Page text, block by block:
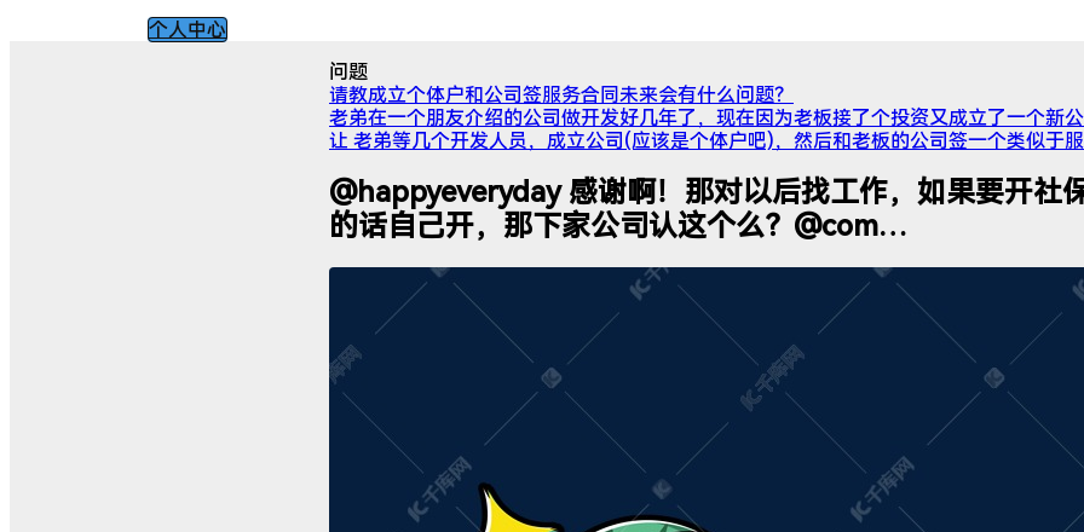
个人中心
问题
请教成立个体户和公司签服务合同未来会有什么问题？
老弟在一个朋友介绍的公司做开发好几年了，现在因为老板接了个投资又成立了一个新
让 老弟等几个开发人员，成立公司(应该是个体户吧)，然后和老板的公司签一个类似于
@happyeveryday 感谢啊！那对以后找工作，如果要开社
的话自己开，那下家公司认这个么？@com…